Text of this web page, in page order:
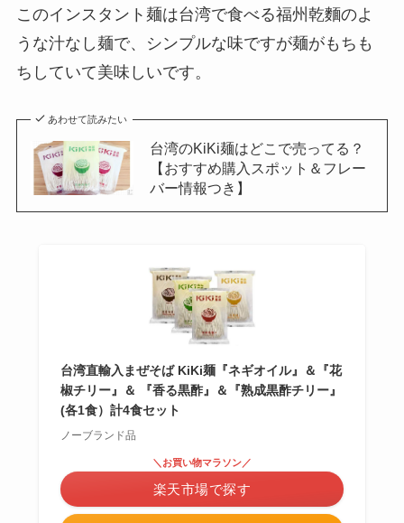
このインスタント麺は台湾で食べる福州乾麵のよ
うな汁なし麺で、シンプルな味ですが麺がもちも
ちしていて美味しいです。
あわせて読みたい
台湾のKiKi麺はどこで売ってる？
【おすすめ購入スポット＆フレー
バー情報つき】
台湾直輸入まぜそば KiKi麺『ネギオイル』＆『花
椒チリー』＆ 『香る黒酢』＆『熟成黒酢チリー』
(各1食）計4食セット
ノーブランド品
＼お買い物マラソン／
楽天市場で探す